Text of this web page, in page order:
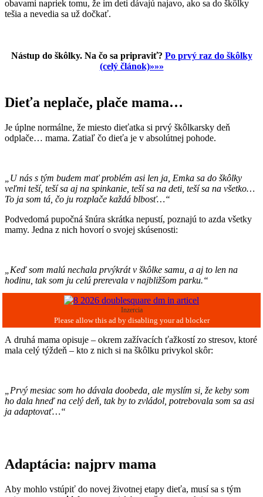
obavami napriek tomu, že im deti dávajú najavo, ako sa do škôlky
tešia a nevedia sa už dočkať.
Nástup do škôlky. Na čo sa pripraviť? Po prvý raz do škôlky
(celý článok)»»»
Dieťa neplače, plače mama…
Je úplne normálne, že miesto dieťatka si prvý škôlkarsky deň
odplače… mama. Zatiaľ čo dieťa je v absolútnej pohode.
„U nás s tým budem mať problém asi len ja, Emka sa do škôlky
veľmi teší, teší sa aj na spinkanie, teší sa na deti, teší sa na všetko…
To ja som tá, čo ju rozplače každá blbosť…“
Podvedomá pupočná šnúra skrátka nepustí, poznajú to azda všetky
mamy. Jedna z nich hovorí o svojej skúsenosti:
„Keď som malú nechala prvýkrát v škôlke samu, a aj to len na
hodinu, tak som ju celú prerevala v najbližšom parku.“
Inzercia
A druhá mama opisuje – okrem zažívacích ťažkostí zo stresov, ktoré
mala celý týždeň – kto z nich si na škôlku privykol skôr:
„Prvý mesiac som ho dávala doobeda, ale myslím si, že keby som
ho dala hneď na celý deň, tak by to zvládol, potrebovala som sa asi
ja adaptovať…“
Adaptácia: najprv mama
Aby mohlo vstúpiť do novej životnej etapy dieťa, musí sa s tým